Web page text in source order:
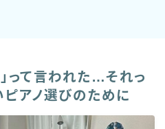
って言われた…それっ
アノ選びのために